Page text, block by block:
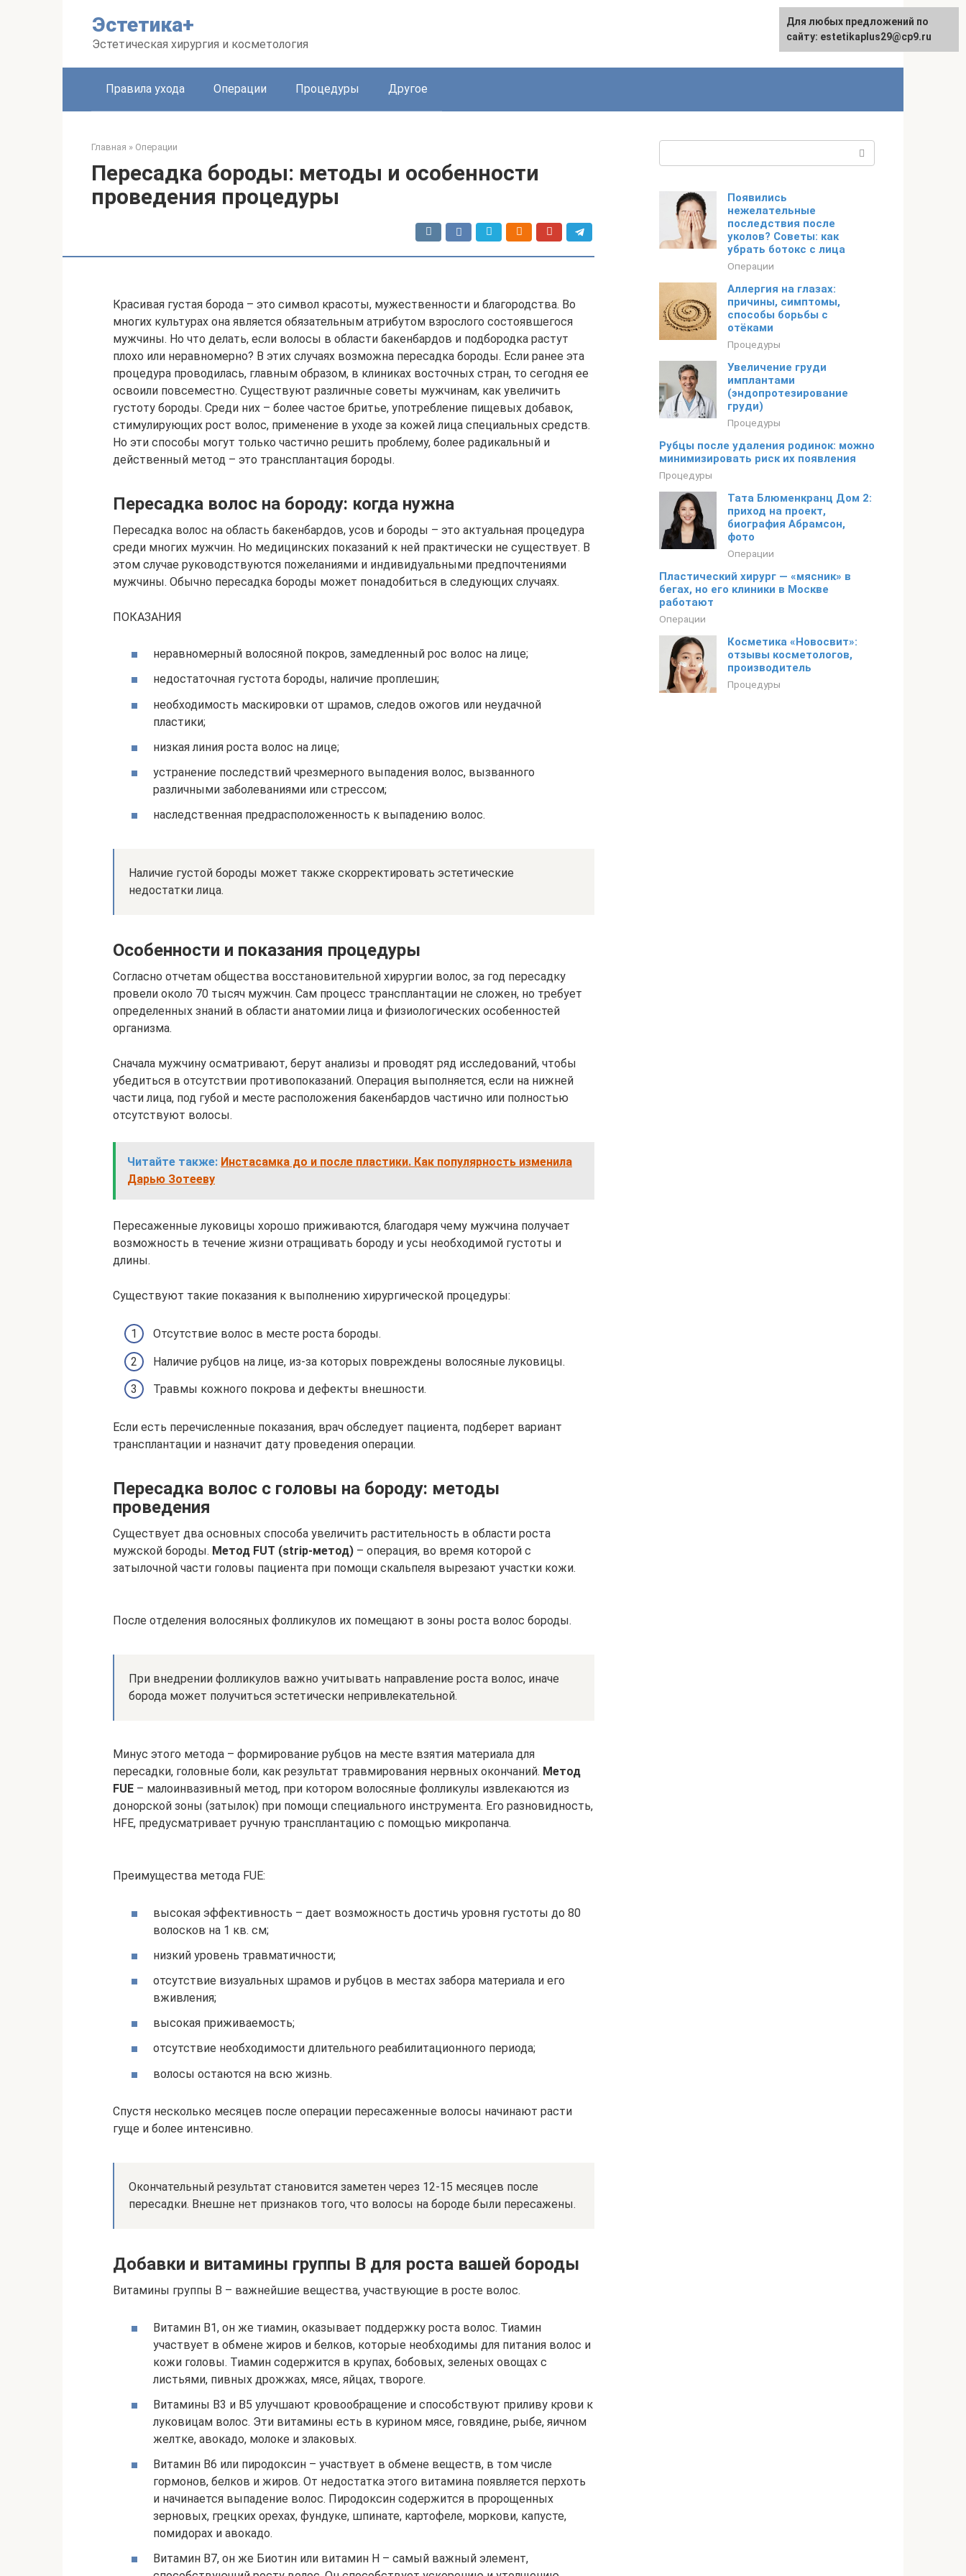
Эстетика+
Эстетическая хирургия и косметология
Правила ухода Операции Процедуры Другое
Главная » Операции
Пересадка бороды: методы и особенности
проведения процедуры
Красивая густая борода – это символ красоты, мужественности и благородства. Во
многих культурах она является обязательным атрибутом взрослого состоявшегося
мужчины. Но что делать, если волосы в области бакенбардов и подбородка растут
плохо или неравномерно? В этих случаях возможна пересадка бороды. Если ранее эта
процедура проводилась, главным образом, в клиниках восточных стран, то сегодня ее
освоили повсеместно. Существуют различные советы мужчинам, как увеличить
густоту бороды. Среди них – более частое бритье, употребление пищевых добавок,
стимулирующих рост волос, применение в уходе за кожей лица специальных средств.
Но эти способы могут только частично решить проблему, более радикальный и
действенный метод – это трансплантация бороды.
Пересадка волос на бороду: когда нужна
Пересадка волос на область бакенбардов, усов и бороды – это актуальная процедура
среди многих мужчин. Но медицинских показаний к ней практически не существует. В
этом случае руководствуются пожеланиями и индивидуальными предпочтениями
мужчины. Обычно пересадка бороды может понадобиться в следующих случаях.
ПОКАЗАНИЯ
неравномерный волосяной покров, замедленный рос волос на лице;
недостаточная густота бороды, наличие проплешин;
необходимость маскировки от шрамов, следов ожогов или неудачной
пластики;
низкая линия роста волос на лице;
устранение последствий чрезмерного выпадения волос, вызванного
различными заболеваниями или стрессом;
наследственная предрасположенность к выпадению волос.
Наличие густой бороды может также скорректировать эстетические
недостатки лица.
Особенности и показания процедуры
Согласно отчетам общества восстановительной хирургии волос, за год пересадку
провели около 70 тысяч мужчин. Сам процесс трансплантации не сложен, но требует
определенных знаний в области анатомии лица и физиологических особенностей
организма.
Сначала мужчину осматривают, берут анализы и проводят ряд исследований, чтобы
убедиться в отсутствии противопоказаний. Операция выполняется, если на нижней
части лица, под губой и месте расположения бакенбардов частично или полностью
отсутствуют волосы.
Читайте также: Инстасамка до и после пластики. Как популярность изменила
Дарью Зотееву
Пересаженные луковицы хорошо приживаются, благодаря чему мужчина получает
возможность в течение жизни отращивать бороду и усы необходимой густоты и
длины.
Существуют такие показания к выполнению хирургической процедуры:
Отсутствие волос в месте роста бороды.
Наличие рубцов на лице, из-за которых повреждены волосяные луковицы.
Травмы кожного покрова и дефекты внешности.
Если есть перечисленные показания, врач обследует пациента, подберет вариант
трансплантации и назначит дату проведения операции.
Пересадка волос с головы на бороду: методы
проведения
Существует два основных способа увеличить растительность в области роста
мужской бороды. Метод FUT (strip-метод) – операция, во время которой с
затылочной части головы пациента при помощи скальпеля вырезают участки кожи.
После отделения волосяных фолликулов их помещают в зоны роста волос бороды.
При внедрении фолликулов важно учитывать направление роста волос, иначе
борода может получиться эстетически непривлекательной.
Минус этого метода – формирование рубцов на месте взятия материала для
пересадки, головные боли, как результат травмирования нервных окончаний. Метод
FUE – малоинвазивный метод, при котором волосяные фолликулы извлекаются из
донорской зоны (затылок) при помощи специального инструмента. Его разновидность,
HFE, предусматривает ручную трансплантацию с помощью микропанча.
Преимущества метода FUE:
высокая эффективность – дает возможность достичь уровня густоты до 80
волосков на 1 кв. см;
низкий уровень травматичности;
отсутствие визуальных шрамов и рубцов в местах забора материала и его
вживления;
высокая приживаемость;
отсутствие необходимости длительного реабилитационного периода;
волосы остаются на всю жизнь.
Спустя несколько месяцев после операции пересаженные волосы начинают расти
гуще и более интенсивно.
Окончательный результат становится заметен через 12-15 месяцев после
пересадки. Внешне нет признаков того, что волосы на бороде были пересажены.
Добавки и витамины группы B для роста вашей бороды
Витамины группы B – важнейшие вещества, участвующие в росте волос.
Витамин B1, он же тиамин, оказывает поддержку роста волос. Тиамин
участвует в обмене жиров и белков, которые необходимы для питания волос и
кожи головы. Тиамин содержится в крупах, бобовых, зеленых овощах с
листьями, пивных дрожжах, мясе, яйцах, твороге.
Витамины B3 и B5 улучшают кровообращение и способствуют приливу крови к
луковицам волос. Эти витамины есть в курином мясе, говядине, рыбе, яичном
желтке, авокадо, молоке и злаковых.
Витамин B6 или пиродоксин – участвует в обмене веществ, в том числе
гормонов, белков и жиров. От недостатка этого витамина появляется перхоть
и начинается выпадение волос. Пиродоксин содержится в пророщенных
зерновых, грецких орехах, фундуке, шпинате, картофеле, моркови, капусте,
помидорах и авокадо.
Витамин B7, он же Биотин или витамин H – самый важный элемент,
Появились
нежелательные
последствия после
уколов? Советы: как
убрать ботокс с лица
Операции
Аллергия на глазах:
причины, симптомы,
способы борьбы с
отёками
Процедуры
Увеличение груди
имплантами
(эндопротезирование
груди)
Процедуры
Рубцы после удаления родинок: можно
минимизировать риск их появления
Процедуры
Тата Блюменкранц Дом 2:
приход на проект,
биография Абрамсон,
фото
Операции
Пластический хирург — «мясник» в
бегах, но его клиники в Москве
работают
Операции
Косметика «Новосвит»:
отзывы косметологов,
производитель
Процедуры
Для любых предложений по
сайту: estetikaplus29@cp9.ru